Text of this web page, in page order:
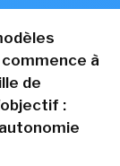
à
de
: